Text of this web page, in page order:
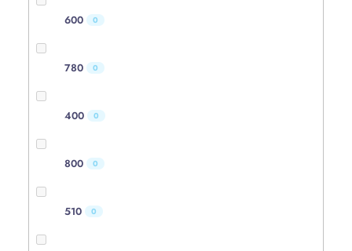
600 0
780 0
400 0
800 0
510 0